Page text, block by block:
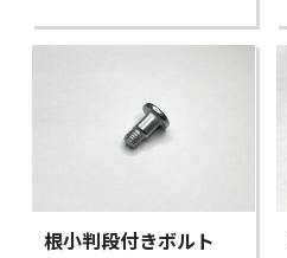
根小判段付きボルト